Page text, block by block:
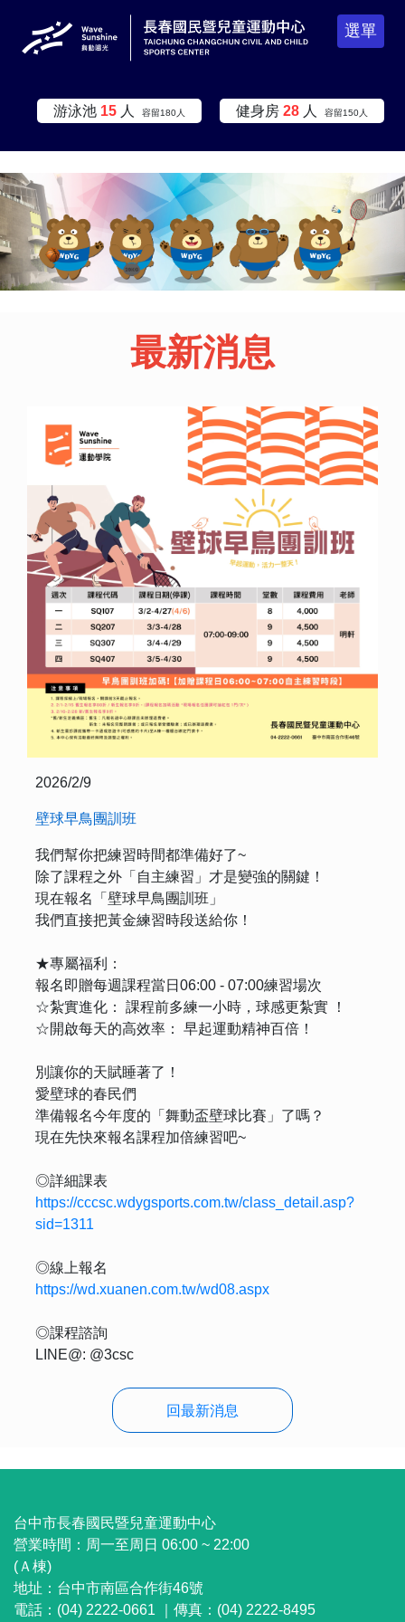
選單
健身房 28 人 容留150人
游泳池 15 人 容留180人
最新消息
2026/2/9
壁球早鳥團訓班
我們幫你把練習時間都準備好了~
除了課程之外「自主練習」才是變強的關鍵！
現在報名「壁球早鳥團訓班」
我們直接把黃金練習時段送給你！
★專屬福利：
報名即贈每週課程當日06:00 - 07:00練習場次
☆紮實進化： 課程前多練一小時，球感更紮實 ！
☆開啟每天的高效率： 早起運動精神百倍！
別讓你的天賦睡著了！
愛壁球的春民們
準備報名今年度的「舞動盃壁球比賽」了嗎？
現在先快來報名課程加倍練習吧~
◎詳細課表
https://cccsc.wdygsports.com.tw/class_detail.asp?
sid=1311
◎線上報名
https://wd.xuanen.com.tw/wd08.aspx
◎課程諮詢
LINE@: @3csc
回最新消息
台中市長春國民暨兒童運動中心
營業時間： 周一至周日 06:00 ~ 22:00
(Ａ棟)
地址： 台中市南區合作街46號
電話：(04) 2222-0661 ｜ 傳真：(04) 2222-8495